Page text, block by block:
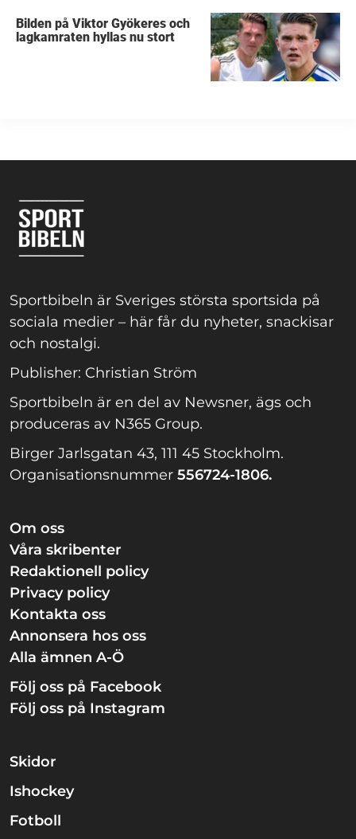
Bilden på Viktor Gyökeres och
lagkamraten hyllas nu stort
Sportbibeln är Sveriges största sportsida på
sociala medier – här får du nyheter, snackisar
och nostalgi.
Publisher: Christian Ström
Sportbibeln är en del av Newsner, ägs och
produceras av N365 Group.
Birger Jarlsgatan 43, 111 45 Stockholm.
Organisationsnummer 556724-1806.
Om oss
Våra skribenter
Redaktionell policy
Privacy policy
Kontakta oss
Annonsera hos oss
Alla ämnen A-Ö
Följ oss på Facebook
Följ oss på Instagram
Skidor
Ishockey
Fotboll